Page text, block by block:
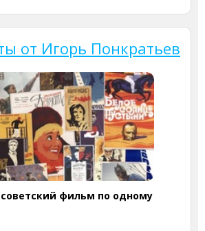
от Игорь Понкратьев
фильм по одному